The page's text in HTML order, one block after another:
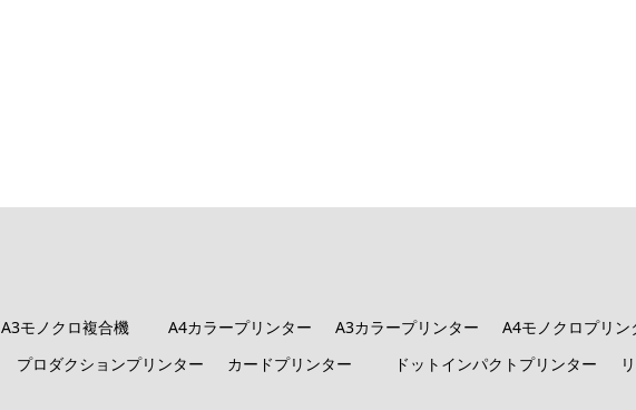
A3モノクロ複合機 A4カラープリンター A3カラープリンター
A4モノクロプリン
プロダクションプリンター カードプリンター ドットインパクトプリンター